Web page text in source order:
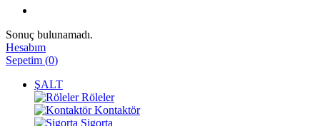
Sonuç bulunamadı.
Hesabım
Sepetim (0)
ŞALT
Röleler
Kontaktör
Sigorta